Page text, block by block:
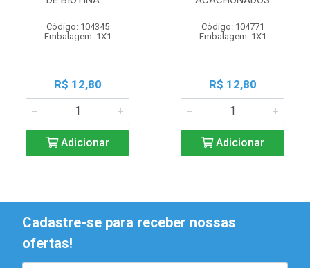
Código: 104345
Embalagem: 1X1
R$ 12,80
Adicionar
Código: 104771
Embalagem: 1X1
R$ 12,80
Adicionar
Cadastre-se para receber nossas
ofertas!